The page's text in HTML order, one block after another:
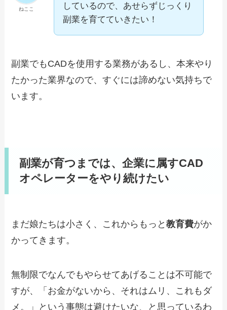
ねここ
しているので、あせらずじっくり
副業を育てていきたい！
副業でもCADを使用する業務があるし、本来やり
たかった業界なので、すぐには諦めない気持ちで
います。
副業が育つまでは、企業に属すCAD
オペレーターをやり続けたい
まだ娘たちは小さく、これからもっと教育費がか
かってきます。
無制限でなんでもやらせてあげることは不可能で
すが、「お金がないから、それはムリ、これもダ
メ。」という事態は避けたいな、と思っているわ